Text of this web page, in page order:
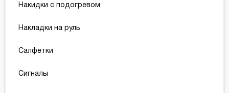
Топливные насосы
Преобразователи напряжения
Пусковые кабели
Солнечные панели
Накидки с подогревом
Накладки на руль
Салфетки
Сигналы